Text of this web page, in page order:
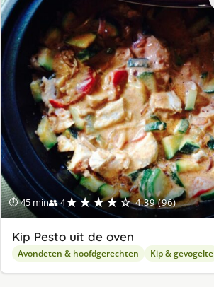
⏱ 45 min👥 4★★★★☆ 4.39 (96)
Kip Pesto uit de oven
Avondeten & hoofdgerechten Kip & gevogelte